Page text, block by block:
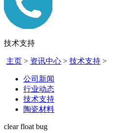
技术支持
主页 > 资讯中心 > 技术支持 >
公司新闻
行业动态
技术支持
陶瓷材料
clear float bug